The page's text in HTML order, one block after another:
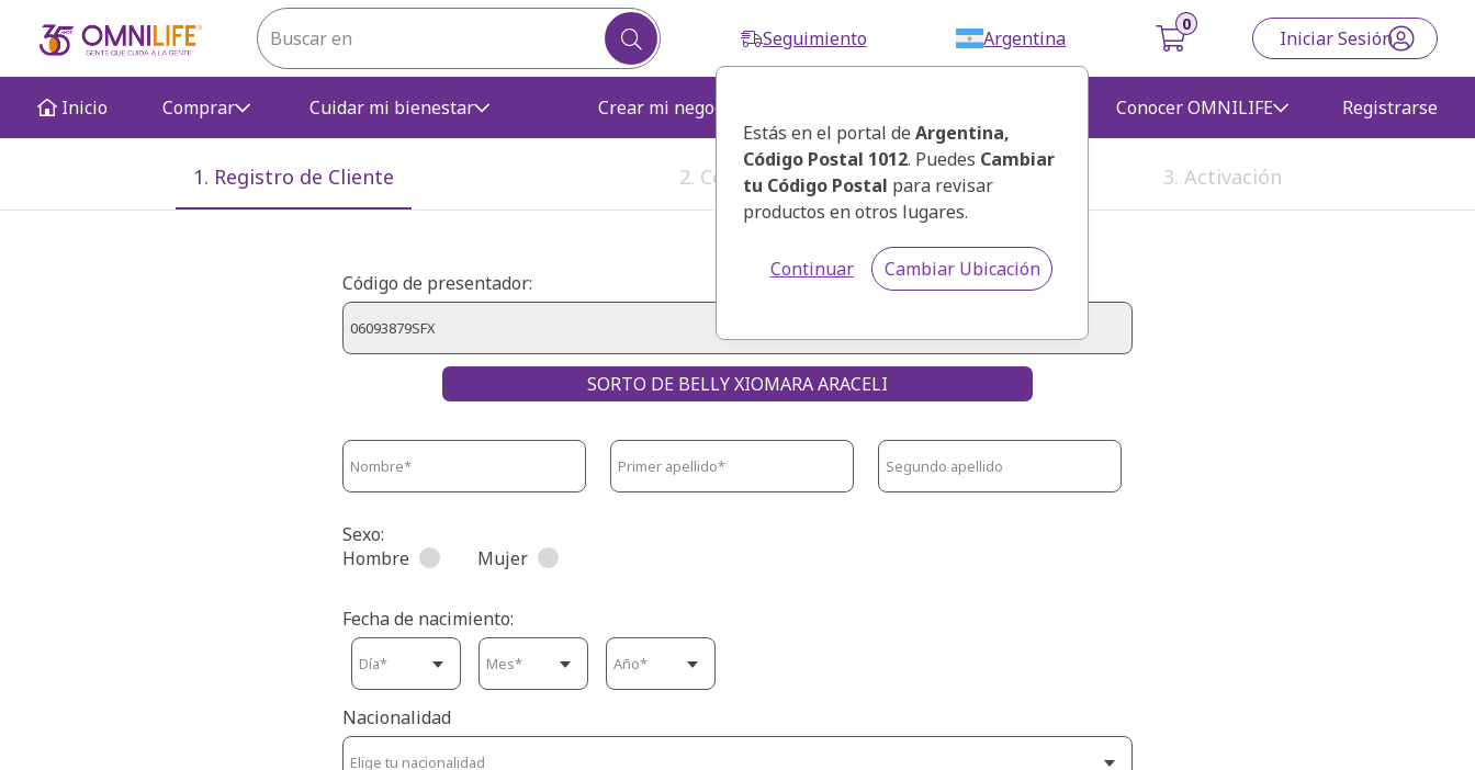
Seguimiento Argentina Iniciar Sesión
Inicio Comprar Cuidar mi bienestar Crear mi negocio Conocer OMNILIFE
Registrarse
Estás en el portal de Argentina,
Código Postal 1012. Puedes Cambiar
tu Código Postal para revisar
productos en otros lugares.
Continuar Cambiar Ubicación
1. Registro de Cliente 2. Correo Electrónico 3. Activación
Código de presentador:
SORTO DE BELLY XIOMARA ARACELI
Sexo:
Hombre
Mujer
Fecha de nacimiento:
Nacionalidad